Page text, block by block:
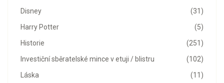
(31)
Disney
(5)
Harry Potter
(251)
Historie
(102)
Investiční sběratelské mince v etuji / blistru
(11)
Láska